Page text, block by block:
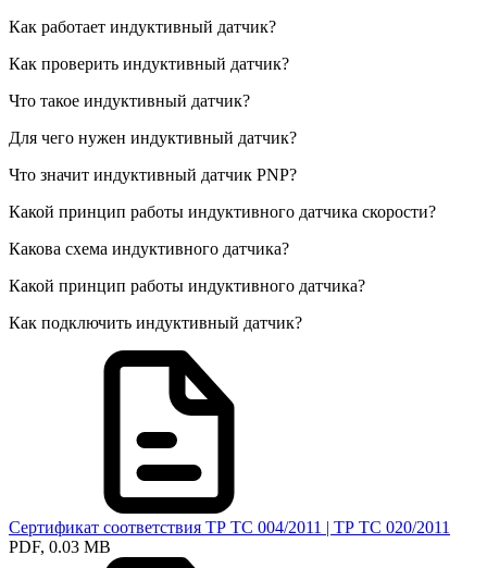
Как работает индуктивный датчик?
Как проверить индуктивный датчик?
Что такое индуктивный датчик?
Для чего нужен индуктивный датчик?
Что значит индуктивный датчик PNP?
Какой принцип работы индуктивного датчика скорости?
Какова схема индуктивного датчика?
Какой принцип работы индуктивного датчика?
Как подключить индуктивный датчик?
Сертификат соответствия ТР ТС 004/2011 | ТР ТС 020/2011
PDF, 0.03 MB